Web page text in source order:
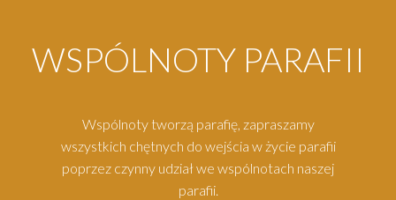
WSPÓLNOTY PARAFII
Wspólnoty tworzą parafię, zapraszamy
wszystkich chętnych do wejścia w życie parafii
poprzez czynny udział we wspólnotach naszej
parafii.